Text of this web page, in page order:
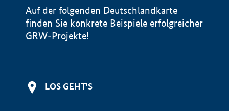
Auf der folgenden Deutschlandkarte
finden Sie konkrete Beispiele erfolgreicher
GRW-Projekte!
LOS GEHT'S